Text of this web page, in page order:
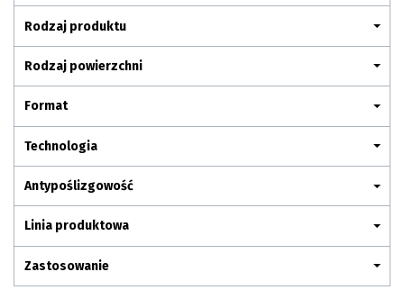
Rodzaj produktu
Rodzaj powierzchni
Format
Technologia
Antypoślizgowość
Linia produktowa
Zastosowanie
Kariera
Kontakt
Komunikacja z akcjonariuszami